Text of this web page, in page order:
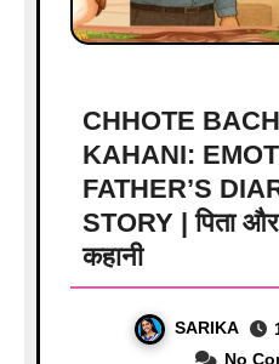
CHHOTE
KAHANI:
FATHER’S
STORY | पिता
कहानी
SARIKA
No